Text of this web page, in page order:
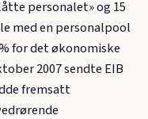
personalet» og 15
med en personalpool
for det økonomiske
2007 sendte EIB
fremsatt